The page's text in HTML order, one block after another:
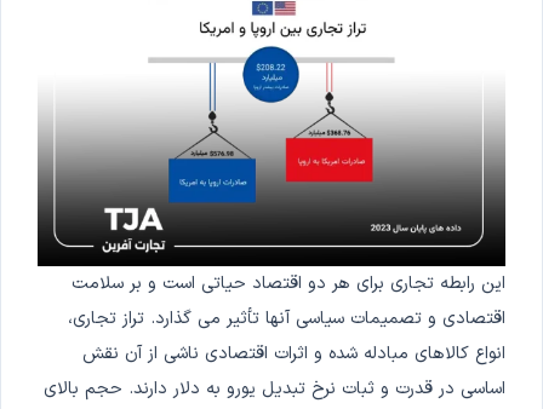
این رابطه تجاری برای هر دو اقتصاد حیاتی است و بر سلامت
اقتصادی و تصمیمات سیاسی آنها تأثیر می گذارد. تراز تجاری،
انواع کالاهای مبادله شده و اثرات اقتصادی ناشی از آن نقش
اساسی در قدرت و ثبات نرخ تبدیل یورو به دلار دارند. حجم بالای